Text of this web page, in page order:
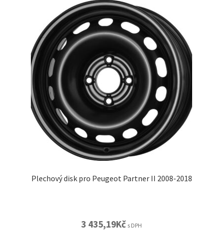
Plechový disk pro Peugeot Partner II 2008-2018
3 435,19Kč s DPH